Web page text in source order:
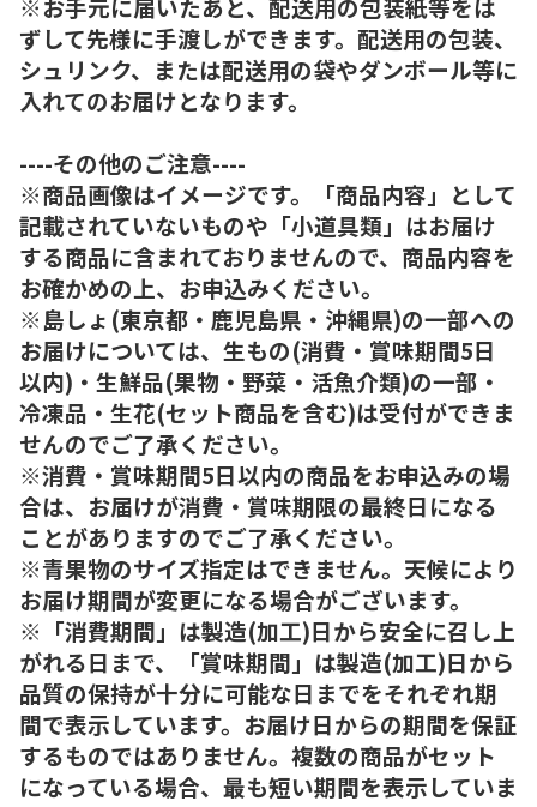
ずして先様に手渡しができます。配送用の包装、
シュリンク、または配送用の袋やダンボール等に
入れてのお届けとなります。
----その他のご注意----
※商品画像はイメージです。「商品内容」として
記載されていないものや「小道具類」はお届け
する商品に含まれておりませんので、商品内容を
お確かめの上、お申込みください。
※島しょ(東京都・鹿児島県・沖縄県)の一部への
お届けについては、生もの(消費・賞味期間5日
以内)・生鮮品(果物・野菜・活魚介類)の一部・
冷凍品・生花(セット商品を含む)は受付ができま
せんのでご了承ください。
※消費・賞味期間5日以内の商品をお申込みの場
合は、お届けが消費・賞味期限の最終日になる
ことがありますのでご了承ください。
※青果物のサイズ指定はできません。天候により
お届け期間が変更になる場合がございます。
※「消費期間」は製造(加工)日から安全に召し上
がれる日まで、「賞味期間」は製造(加工)日から
品質の保持が十分に可能な日までをそれぞれ期
間で表示しています。お届け日からの期間を保証
するものではありません。複数の商品がセット
になっている場合、最も短い期間を表示していま